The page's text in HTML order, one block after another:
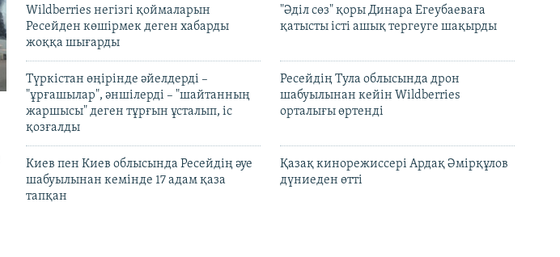
Wildberries негізгі қоймаларын
Ресейден көшірмек деген хабарды
жоққа шығарды
"Әділ сөз" қоры Динара Егеубаеваға
қатысты істі ашық тергеуге шақырды
Түркістан өңірінде әйелдерді –
"ұрғашылар", әншілерді – "шайтанның
жаршысы" деген тұрғын ұсталып, іс
қозғалды
Ресейдің Тула облысында дрон
шабуылынан кейін Wildberries
орталығы өртенді
Киев пен Киев облысында Ресейдің әуе
шабуылынан кемінде 17 адам қаза
тапқан
Қазақ кинорежиссері Ардақ Әмірқұлов
дүниеден өтті